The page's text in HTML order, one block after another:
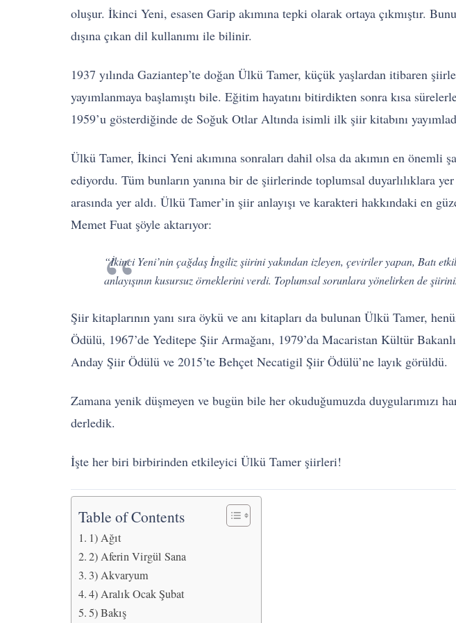
oluşur. İkinci Yeni, esasen Garip akımına tepki olarak ortaya çıkmıştır.
dışına çıkan dil kullanımı ile bilinir.
1937 yılında Gaziantep’te doğan Ülkü Tamer, küçük yaşlardan itibaren
yayımlanmaya başlamıştı bile. Eğitim hayatını bitirdikten sonra kısa
1959’u gösterdiğinde de Soğuk Otlar Altında isimli ilk şiir kitabını
Ülkü Tamer, İkinci Yeni akımına sonraları dahil olsa da akımın en
ediyordu. Tüm bunların yanına bir de şiirlerinde toplumsal duyarlılıklara
arasında yer aldı. Ülkü Tamer’in şiir anlayışı ve karakteri hakkındaki en
Memet Fuat şöyle aktarıyor:
“İkinci Yeni’nin çağdaş İngiliz şiirini yakından izleyen, çeviriler yapan, Batı
anlayışının kusursuz örneklerini verdi. Toplumsal sorunlara yönelirken de
Şiir kitaplarının yanı sıra öykü ve anı kitapları da bulunan Ülkü Tamer,
Ödülü, 1967’de Yeditepe Şiir Armağanı, 1979’da Macaristan Kültür
Anday Şiir Ödülü ve 2015’te Behçet Necatigil Şiir Ödülü’ne layık görüldü.
Zamana yenik düşmeyen ve bugün bile her okuduğumuzda
derledik.
İşte her biri birbirinden etkileyici Ülkü Tamer şiirleri!
Table of Contents
1) Ağıt
2) Aferin Virgül Sana
3) Akvaryum
4) Aralık Ocak Şubat
5) Bakış